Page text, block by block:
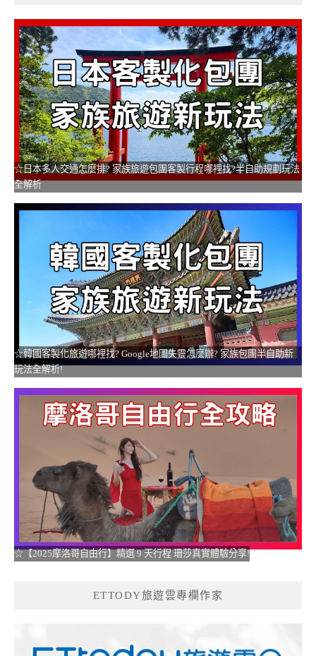
☆日本多人交通怎麼排? 家族旅遊包團客製行程哪裡找?半自助規劃玩法
全解析
☆韓國客製化旅遊哪裡找? Google地圖失靈怎麼辦? 家族包團半自助新
玩法全解析!
☆【2025摩洛哥自由行】精選 9 天行程 珊莎真實體驗分享!
ETTODY旅遊雲專欄作家